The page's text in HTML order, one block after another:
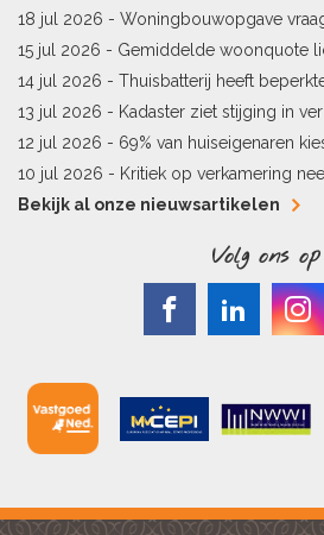
woningverkopen
18 jul 2026 - Woningbouwopgave
vergunningen
15 jul 2026 - Gemiddelde woonquote
14 jul 2026 - Thuisbatterij heeft
energielabel
13 jul 2026 - Kadaster ziet stijging in
kopers
12 jul 2026 - 69% van huiseigenaren
hypotheekaflossing
10 jul 2026 - Kritiek op verkamering
alternatieven stijgt
Bekijk al onze nieuwsartikelen
Volg ons op